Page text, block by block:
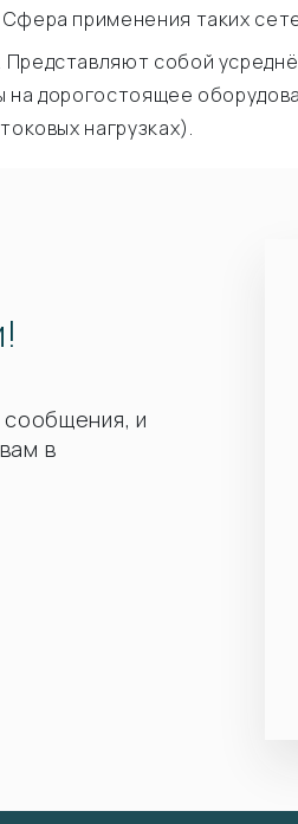
применения таких
. Представляют собой
дорогостоящее
нагрузках).
и
в